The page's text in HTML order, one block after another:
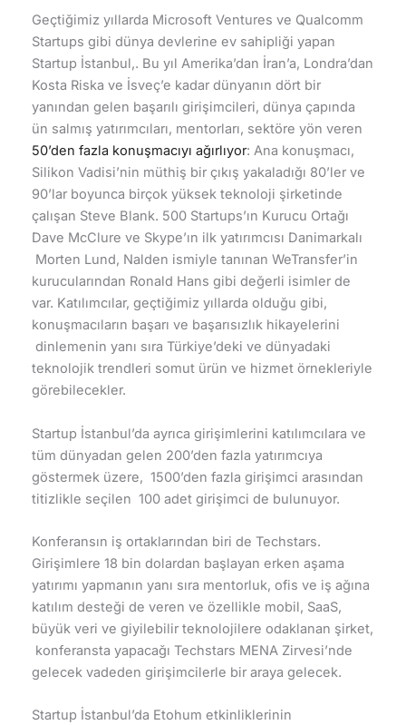
Geçtiğimiz yıllarda Microsoft Ventures ve Qualcomm
Startups gibi dünya devlerine ev sahipliği yapan
Startup İstanbul,. Bu yıl Amerika’dan İran’a, Londra’dan
Kosta Riska ve İsveç’e kadar dünyanın dört bir
yanından gelen başarılı girişimcileri, dünya çapında
ün salmış yatırımcıları, mentorları, sektöre yön veren
50’den fazla konuşmacıyı ağırlıyor: Ana konuşmacı,
Silikon Vadisi’nin müthiş bir çıkış yakaladığı 80’ler ve
90’lar boyunca birçok yüksek teknoloji şirketinde
çalışan Steve Blank. 500 Startups’ın Kurucu Ortağı
Dave McClure ve Skype’ın ilk yatırımcısı Danimarkalı
Morten Lund, Nalden ismiyle tanınan WeTransfer’in
kurucularından Ronald Hans gibi değerli isimler de
var. Katılımcılar, geçtiğimiz yıllarda olduğu gibi,
konuşmacıların başarı ve başarısızlık hikayelerini
dinlemenin yanı sıra Türkiye’deki ve dünyadaki
teknolojik trendleri somut ürün ve hizmet örnekleriyle
görebilecekler.
Startup İstanbul’da ayrıca girişimlerini katılımcılara ve
tüm dünyadan gelen 200’den fazla yatırımcıya
göstermek üzere, 1500’den fazla girişimci arasından
titizlikle seçilen 100 adet girişimci de bulunuyor.
Konferansın iş ortaklarından biri de Techstars.
Girişimlere 18 bin dolardan başlayan erken aşama
yatırımı yapmanın yanı sıra mentorluk, ofis ve iş ağına
katılım desteği de veren ve özellikle mobil, SaaS,
büyük veri ve giyilebilir teknolojilere odaklanan şirket,
konferansta yapacağı Techstars MENA Zirvesi’nde
gelecek vadeden girişimcilerle bir araya gelecek.
Startup İstanbul’da Etohum etkinliklerinin